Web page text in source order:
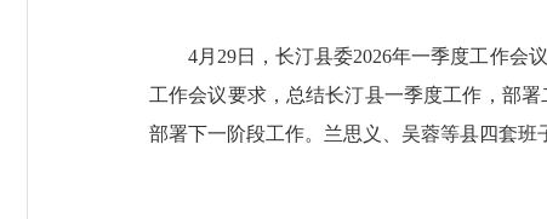
4月29日，长汀县委2026年一季度工作会
工作会议要求，总结长汀县一季度工作，部
部署下一阶段工作。兰思义、吴蓉等县四套班